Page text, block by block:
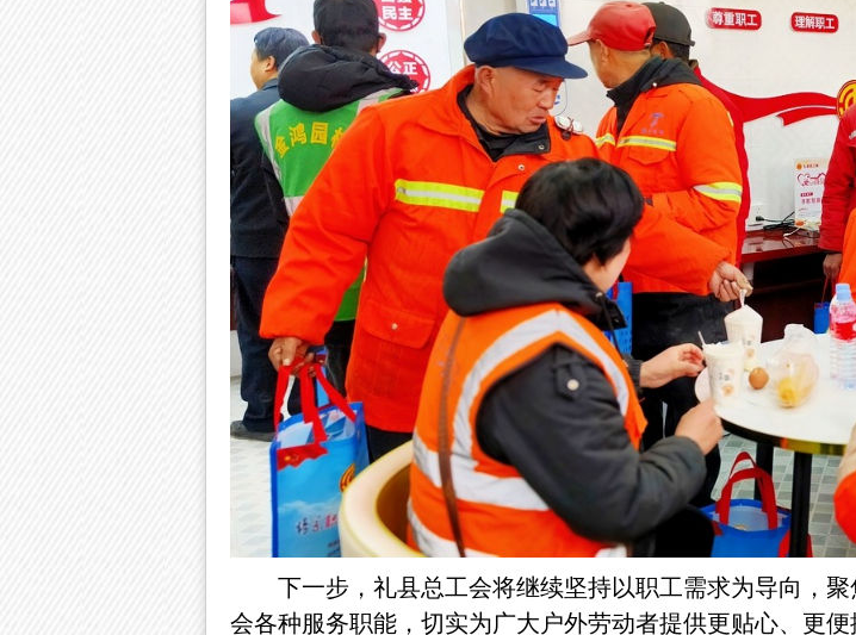
下一步，礼县总工会将继续坚持以职工需求为导向，
会各种服务职能，切实为广大户外劳动者提供更贴心、更